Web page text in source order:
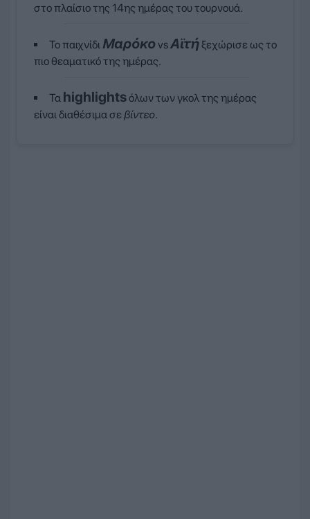
στο πλαίσιο της 14ης ημέρας του τουρνουά.
Το παιχνίδιΜαρόκοvsΑϊτήξεχώρισε ως το
πιο θεαματικό της ημέρας.
Τα highlightsόλων των γκολ της ημέρας
είναι διαθέσιμα σε βίντεο.